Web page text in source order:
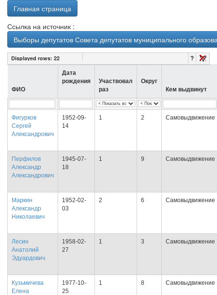
Главная страница
Ссылка на источник :
Выборы депутатов Совета депутатов муниципального
Displayed rows: 22 ?
ФИО
Дата
рождения
Участвовал
раз
Округ
Кем выдвинут
Фигурков
Сергей
Александрович
1952-09-
14
1 2 Самовыдвижение
Перфилов
Александр
Александрович
1945-07-
18
1 9 Самовыдвижение
Маркин
Александр
Николаевич
1952-02-
03
2 6 Самовыдвижение
Лесин
Анатолий
Эдуардович
1958-02-
27
1 3 Самовыдвижение
Кузьмичева
Елена
1977-10-
25
1 8 Самовыдвижение